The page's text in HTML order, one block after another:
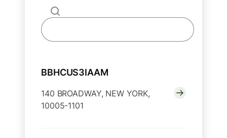
BBHCUS3IAAM
140 BROADWAY, NEW YORK,
10005-1101